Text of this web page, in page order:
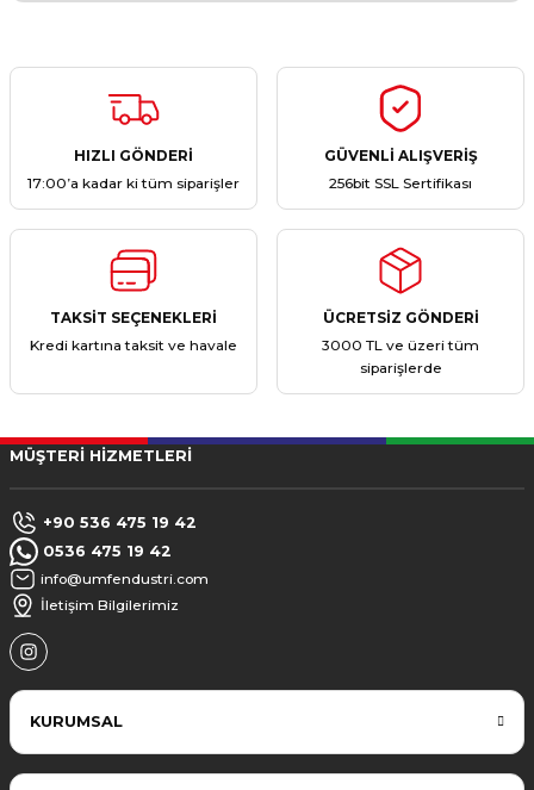
Yorum Yaz
Ürün hakkında henüz soru sorulmamış.
HIZLI GÖNDERİ
17:00’a kadar ki tüm siparişler
GÜVENLİ ALIŞVERİŞ
256bit SSL Sertifikası
TAKSİT SEÇENEKLERİ
Kredi kartına taksit ve havale
ÜCRETSİZ GÖNDERİ
3000 TL ve üzeri tüm
siparişlerde
MÜŞTERİ HİZMETLERİ
+90 536 475 19 42
0536 475 19 42
info@umfendustri.com
İletişim Bilgilerimiz
KURUMSAL